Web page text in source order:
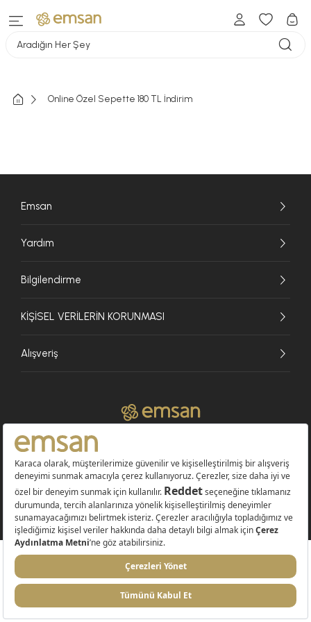
Aradığın Her Şey
Online Özel Sepette 180 TL İndirim
Emsan
Yardım
Bilgilendirme
KİŞİSEL VERİLERİN KORUNMASI
Alışveriş
© 2026 EMSAN A.Ş. Tüm Hakları Saklıdır